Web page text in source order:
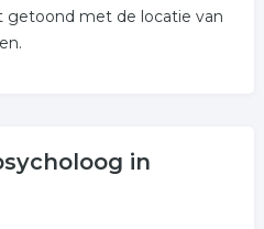
getoond met de locatie van
in